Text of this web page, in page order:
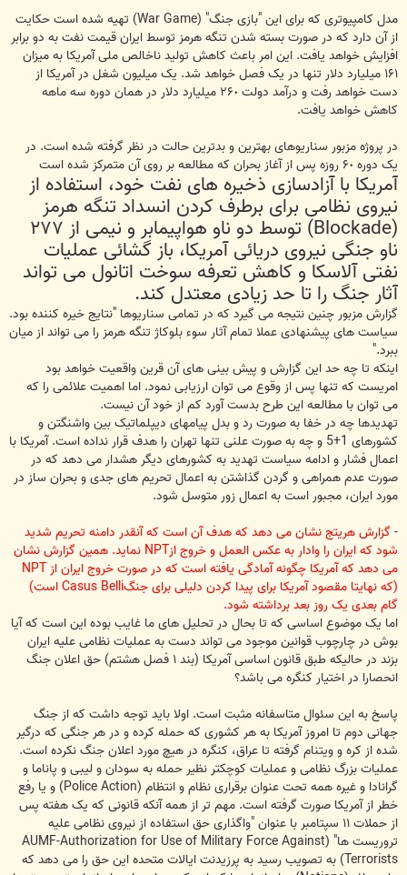
مدل کامپیوتری که برای این "بازی جنگ" (War Game) تهیه شده است حکایت
از آن دارد که در صورت بسته شدن تنگه هرمز توسط ایران قیمت نفت به دو برابر
افزایش خواهد یافت. این امر باعث کاهش تولید ناخالص ملی آمریکا به میزان
١۶١ میلیارد دلار تنها در یک فصل خواهد شد. یک میلیون شغل در آمریکا از
دست خواهد رفت و درآمد دولت ٢۶٠ میلیارد دلار در همان دوره سه ماهه
کاهش خواهد یافت.
در پروژه مزبور سناریوهای بهترین و بدترین حالت در نظر گرفته شده است. در
یک دوره ۶٠ روزه پس از آغاز بحران که مطالعه بر روی آن متمرکز شده است
آمریکا با آزادسازی ذخیره های نفت خود، استفاده از
نیروی نظامی برای برطرف کردن انسداد تنگه هرمز
(Blockade) توسط دو ناو هواپیمابر و نیمی از ٢٧٧
ناو جنگی نیروی دریائی آمریکا، باز گشائی عملیات
نفتی آلاسکا و کاهش تعرفه سوخت اتانول می تواند
آثار جنگ را تا حد زیادی معتدل کند.
گزارش مزبور چنین نتیجه می گیرد که در تمامی سناریوها "نتایج خیره کننده بود.
سیاست های پیشنهادی عملا تمام آثار سوء بلوکاژ تنگه هرمز را می تواند از میان
ببرد."
اینکه تا چه حد این گزارش و پیش بینی های آن قرین واقعیت خواهد بود
امریست که تنها پس از وقوع می توان ارزیابی نمود. اما اهمیت علائمی را که
می توان با مطالعه این طرح بدست آورد کم از خود آن نیست.
تهدیدها چه در خفا به صورت رد و بدل پیامهای دیپلماتیک بین واشنگتن و
کشورهای 1+5 و چه به صورت علنی تنها تهران را هدف قرار نداده است. آمریکا با
اعمال فشار و ادامه سیاست تهدید به کشورهای دیگر هشدار می دهد که در
صورت عدم همراهی و گردن گذاشتن به اعمال تحریم های جدی و بحران ساز در
مورد ایران، مجبور است به اعمال زور متوسل شود.
گزارش هریتج نشان می دهد که هدف آن است که آنقدر دامنه تحریم شدید
شود که ایران را وادار به عکس العمل و خروج ازNPT نماید. همین گزارش نشان
می دهد که آمریکا چگونه آمادگی یافته است که در صورت خروج ایران از NPT
(که نهایتا مقصود آمریکا برای پیدا کردن دلیلی برای جنگCasus Belli است)
گام بعدی یک روز بعد برداشته شود.
اما یک موضوع اساسی که تا بحال در تحلیل های ما غایب بوده این است که آیا
بوش در چارچوب قوانین موجود می تواند دست به عملیات نظامی علیه ایران
بزند در حالیکه طبق قانون اساسی آمریکا (بند ١ فصل هشتم) حق اعلان جنگ
انحصارا در اختیار کنگره می باشد؟
پاسخ به این سئوال متاسفانه مثبت است. اولا باید توجه داشت که از جنگ
جهانی دوم تا امروز آمریکا به هر کشوری که حمله کرده و در هر جنگی که درگیر
شده از کره و ویتنام گرفته تا عراق، کنگره در هیچ مورد اعلان جنگ نکرده است.
عملیات بزرگ نظامی و عملیات کوچکتر نظیر حمله به سودان و لیبی و پاناما و
گرانادا و غیره همه تحت عنوان برقراری نظام و انتظام (Police Action) و یا رفع
خطر از آمریکا صورت گرفته است. مهم تر از همه آنکه قانونی که یک هفته پس
از حملات ١١ سپتامبر با عنوان "واگذاری حق استفاده از نیروی نظامی علیه
تروریست ها" (AUMF-Authorization for Use of Military Force Against
Terrorists) به تصویب رسید به پرزیدنت ایالات متحده این حق را می دهد که